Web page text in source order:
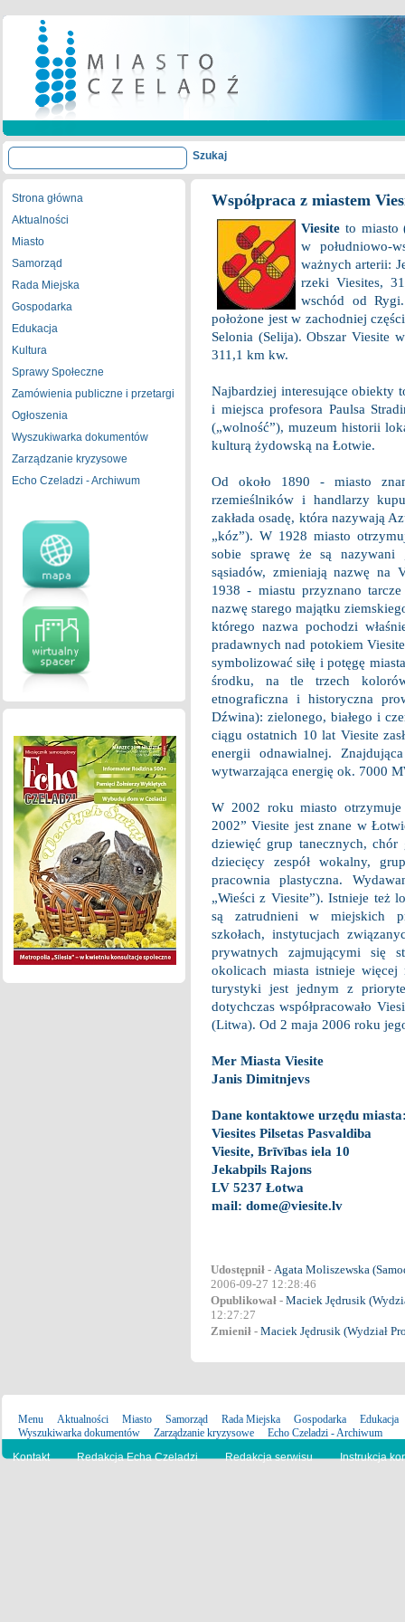
Strona główna
Aktualności
Miasto
Samorząd
Rada Miejska
Gospodarka
Edukacja
Kultura
Sprawy Społeczne
Zamówienia publiczne i przetargi
Ogłoszenia
Wyszukiwarka dokumentów
Zarządzanie kryzysowe
Echo Czeladzi - Archiwum
Współpraca z miastem
Viesite to miasto
w południowo-
ważnych arterii:
rzeki Viesites,
wschód od
położone jest w zachodniej
Selonia (Selija). Obszar Viesite
311,1 km kw.
Najbardziej interesujące obiekty
i miejsca profesora Paulsa
(„wolność”), muzeum historii
kulturą żydowską na Łotwie.
Od około 1890 - miasto
rzemieślników i handlarzy
zakłada osadę, która nazywają
„kóz”). W 1928 miasto
sobie sprawę że są nazywani
sąsiadów, zmieniają nazwę na
1938 - miastu przyznano
nazwę starego majątku
którego nazwa pochodzi
pradawnych nad potokiem
symbolizować siłę i potęgę
środku, na tle trzech
etnograficzna i historyczna
Dźwina): zielonego, białego i
ciągu ostatnich 10 lat Viesite
energii odnawialnej.
wytwarzająca energię ok. 7000
W 2002 roku miasto otrzymuje
2002” Viesite jest znane w
dziewięć grup tanecznych, chór
dziecięcy zespół wokalny,
pracownia plastyczna.
„Wieści z Viesite”). Istnieje też
są zatrudnieni w miejskich
szkołach, instytucjach
prywatnych zajmującymi się
okolicach miasta istnieje
turystyki jest jednym z
dotychczas współpracowało
(Litwa). Od 2 maja 2006 roku
Mer Miasta Viesite
Janis Dimitnjevs
Dane kontaktowe urzędu
Viesites Pilsetas Pasvaldiba
Viesite, Brīvības iela 10
Jekabpils Rajons
LV 5237 Łotwa
mail: dome@viesite.lv
Udostępnił - Agata Moliszewska
2006-09-27 12:28:46
Opublikował - Maciek Jędrusik
12:27:27
Zmienił - Maciek Jędrusik (Wydział
Menu Aktualności Miasto Samorząd Rada Miejska Gospodarka
Edukacja
Wyszukiwarka dokumentów
Zarządzanie kryzysowe
Echo Czeladzi - Archiwum
Kontakt
Redakcja Echa Czeladzi Redakcja serwisu Instrukcja